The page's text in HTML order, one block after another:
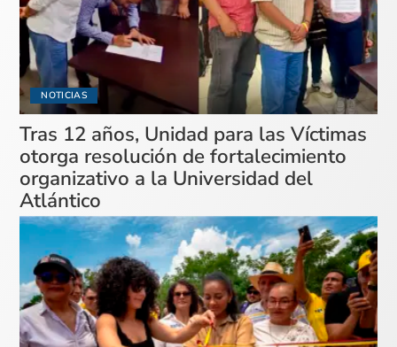
NOTICIAS
Tras 12 años, Unidad para las Víctimas
otorga resolución de fortalecimiento
organizativo a la Universidad del
Atlántico